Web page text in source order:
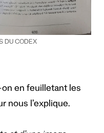
DU CODEX
en feuilletant les
nous l’explique.